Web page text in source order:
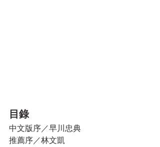
目錄
中文版序／早川忠典
推薦序／林文凱